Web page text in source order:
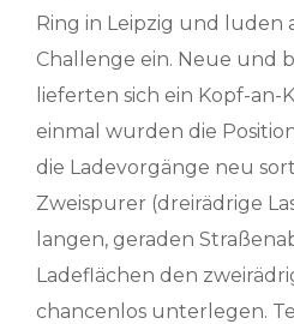
Ring in Leipzig und luden
Challenge ein. Neue und
lieferten sich ein Kopf-
einmal wurden die
die Ladevorgänge neu
Zweispurer (dreirädrige
langen, geraden
Ladeflächen den
chancenlos unterlegen.